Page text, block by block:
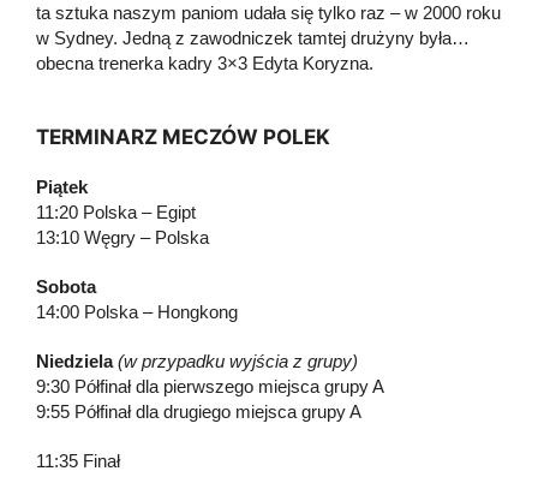
ta sztuka naszym paniom udała się tylko raz – w 2000 roku
w Sydney. Jedną z zawodniczek tamtej drużyny była…
obecna trenerka kadry 3×3 Edyta Koryzna.
TERMINARZ MECZÓW POLEK
Piątek
11:20 Polska – Egipt
13:10 Węgry – Polska
Sobota
14:00 Polska – Hongkong
Niedziela (w przypadku wyjścia z grupy)
9:30 Półfinał dla pierwszego miejsca grupy A
9:55 Półfinał dla drugiego miejsca grupy A
11:35 Finał